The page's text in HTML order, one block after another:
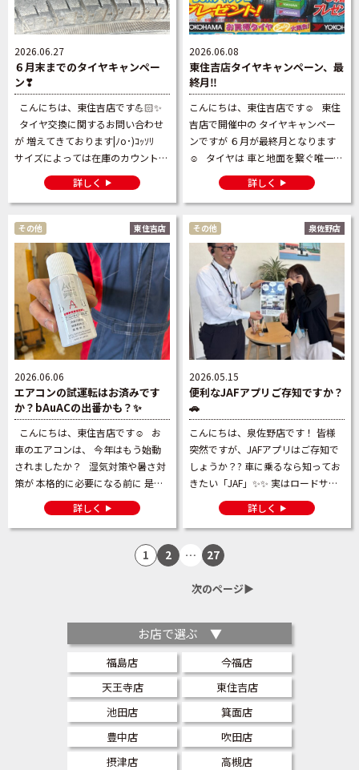
2026.06.27
６月末までのタイヤキャンペー
ン❣
こんにちは、東住吉店です💪🏻✨️
タイヤ交換に関するお問い合わせ
が 増えてきております|ﾉo･)ｺｯｿﾘ
サイズによっては在庫のカウントダ
ウンが 始まっているものも […]
詳しく
2026.06.08
東住吉店タイヤキャンペーン、最
終月‼️
こんにちは、東住吉店です☺️ 東住
吉店で開催中の タイヤキャンペー
ンですが ６月が最終月となります
☺️ タイヤは 車と地面を繋ぐ唯一の
パーツです🥺 👆タイヤの溝が削れ
て薄くなって […]
詳しく
その他 東住吉店
2026.06.06
エアコンの試運転はお済みです
か？bAuACの出番かも？✨
こんにちは、東住吉店です☺️ お
車のエアコンは、 今年はもう始動
されましたか？ 湿気対策や暑さ対
策が 本格的に必要になる前に 是非
一度、試運転をしてみてください☺️
💡 […]
詳しく
その他 泉佐野店
2026.05.15
便利なJAFアプリご存知ですか？
🚗
こんにちは、泉佐野店です！ 皆様
突然ですが、JAFアプリはご存知で
しょうか？? 車に乗るなら知ってお
きたい「JAF」✨✨ 実はロードサー
ビスのJAFがスマホで簡単に管理が
できます😮 今回は、JAFアプリの便
利なサービスと […]
詳しく
1 2 … 27
次のページ▶︎
お店で選ぶ ▼
福島店
今福店
天王寺店
東住吉店
池田店
箕面店
豊中店
吹田店
摂津店
高槻店